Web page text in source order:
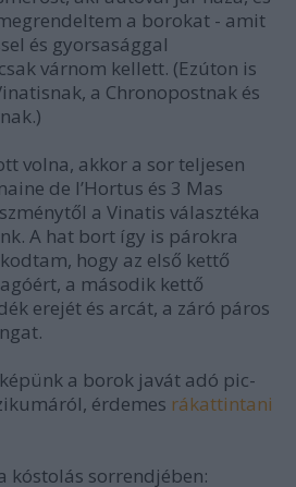
a borokat - amit
és gyorsasággal
várnom kellett. (Ezúton is
a Chronopostnak és
volna, akkor a sor teljesen
de l’Hortus és 3 Mas
a Vinatis választéka
A hat bort így is párokra
hogy az első kettő
a második kettő
erejét és arcát, a záró páros
a borok javát adó pic-
érdemes rákattintani
kóstolás sorrendjében: